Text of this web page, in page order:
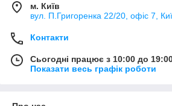
м. Київ
вул. П.Григоренка 22/20, офіс 7,
Контакти
Сьогодні працює з 10:00 до
Показати весь графік роботи